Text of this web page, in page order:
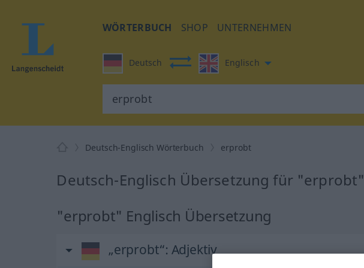
WÖRTERBUCH SHOP UNTERNEHMEN
Deutsch Englisch
Deutsch-Englisch Wörterbuch erprobt
Deutsch-Englisch Übersetzung für "erprobt"
"erprobt" Englisch Übersetzung
„erprobt“: Adjektiv